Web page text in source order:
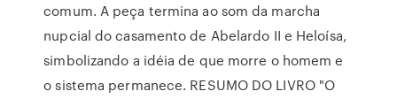
comum. A peça termina ao som da marcha
nupcial do casamento de Abelardo II e Heloísa,
simbolizando a idéia de que morre o homem e
o sistema permanece. RESUMO DO LIVRO "O